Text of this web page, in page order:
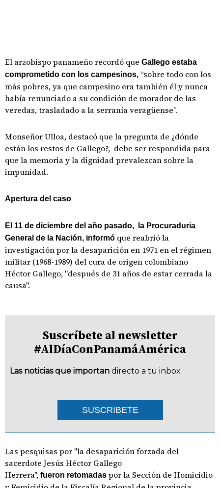
El arzobispo panameño recordó que Gallego estaba
comprometido con los campesinos, “sobre todo con los
más pobres, ya que campesino era también él y nunca
había renunciado a su condición de morador de las
veredas, trasladado a la serranía veragüense”.
Monseñor Ulloa, destacó que la pregunta de ¿dónde
están los restos de Gallego?, debe ser respondida para
que la memoria y la dignidad prevalezcan sobre la
impunidad.
Apertura del caso
El 11 de diciembre del año pasado, la Procuraduria
General de la Nación, informó que reabrió la
investigación por la desaparición en 1971 en el régimen
militar (1968-1989) del cura de origen colombiano
Héctor Gallego, "después de 31 años de estar cerrada la
causa".
Suscríbete al newsletter
#AlDíaConPanamáAmérica
Las noticias que importan directo a tu inbox
SUSCRIBETE
Las pesquisas por "la desaparición forzada del
sacerdote Jesús Héctor Gallego
Herrera", fueron retomadas por la Sección de Homicidio